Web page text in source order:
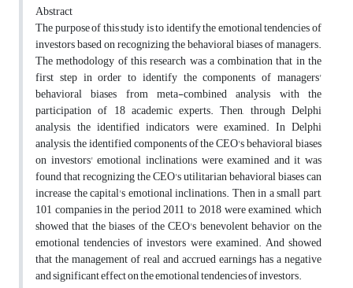
Abstract
The purpose of this study is to identify the emotional tendencies of
investors based on recognizing the behavioral biases of managers.
The methodology of this research was a combination that in the
first step in order to identify the components of managers'
behavioral biases from meta-combined analysis with the
participation of 18 academic experts. Then, through Delphi
analysis, the identified indicators were examined. In Delphi
analysis, the identified components of the CEO's behavioral biases
on investors' emotional inclinations were examined and it was
found that recognizing the CEO's utilitarian behavioral biases can
increase the capital's emotional inclinations. Then in a small part,
101 companies in the period 2011 to 2018 were examined, which
showed that the biases of the CEO's benevolent behavior on the
emotional tendencies of investors were examined. And showed
that the management of real and accrued earnings has a negative
and significant effect on the emotional tendencies of investors.